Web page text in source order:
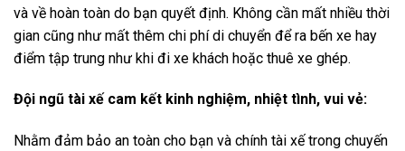
và về hoàn toàn do bạn quyết định. Không cần mất nhiều thời
gian cũng như mất thêm chi phí di chuyển để ra bến xe hay
điểm tập trung như khi đi xe khách hoặc thuê xe ghép.
Đội ngũ tài xế cam kết kinh nghiệm, nhiệt tình, vui vẻ:
Nhằm đảm bảo an toàn cho bạn và chính tài xế trong chuyến